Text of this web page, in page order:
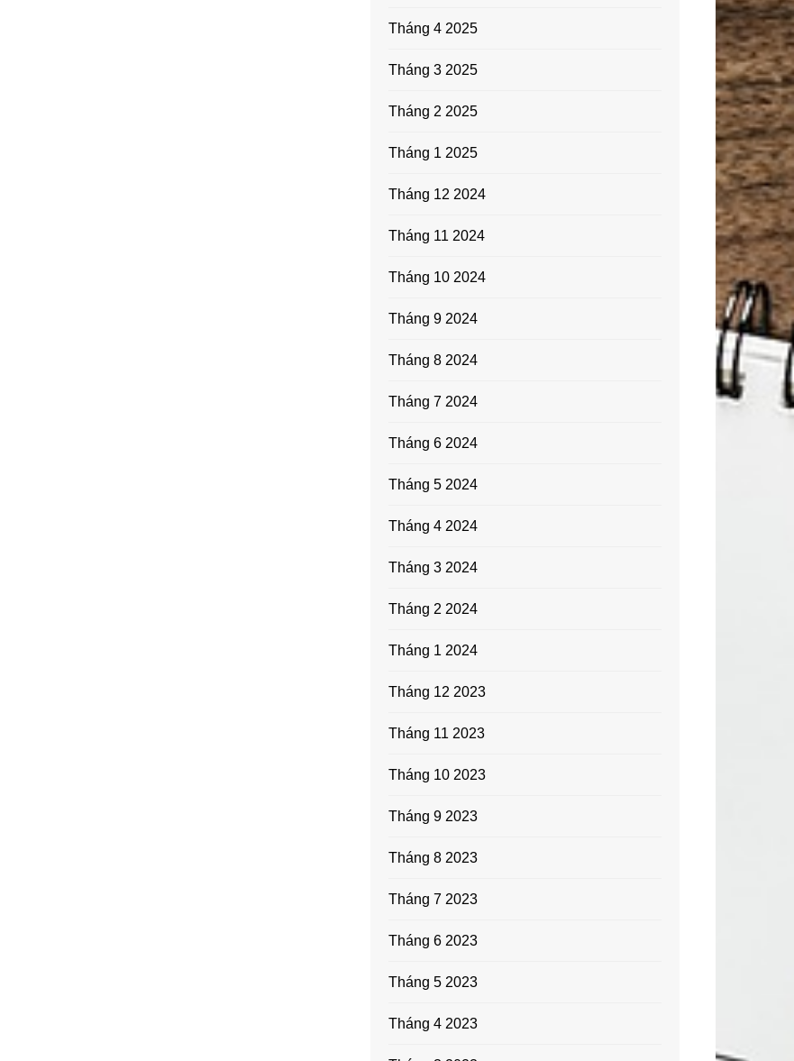
Tháng 4 2025
Tháng 3 2025
Tháng 2 2025
Tháng 1 2025
Tháng 12 2024
Tháng 11 2024
Tháng 10 2024
Tháng 9 2024
Tháng 8 2024
Tháng 7 2024
Tháng 6 2024
Tháng 5 2024
Tháng 4 2024
Tháng 3 2024
Tháng 2 2024
Tháng 1 2024
Tháng 12 2023
Tháng 11 2023
Tháng 10 2023
Tháng 9 2023
Tháng 8 2023
Tháng 7 2023
Tháng 6 2023
Tháng 5 2023
Tháng 4 2023